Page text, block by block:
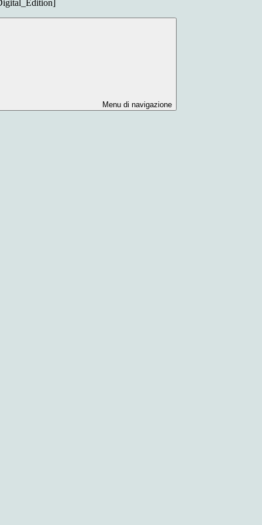
Menu di navigazione